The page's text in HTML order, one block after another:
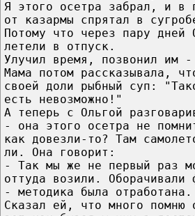
Я этого осетра забрал, и в
от казармы спрятал в
Потому что через пару дней
летели в отпуск.
Улучил время, позвонил им -
Мама потом рассказывала,
своей доли рыбный суп:
есть невозможно!"
А теперь с Ольгой
- она этого осетра не
как довезли-то? Там
ли. Она говорит:
- Так мы же не первый раз
оттуда возили. Оборачивали
- методика была отработана.
Сказал ей, что много помню